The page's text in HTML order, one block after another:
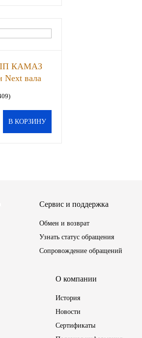
КАМАЗ
Next вала
В КОРЗИНУ
Сервис и поддержка
Обмен и возврат
Узнать статус обращения
Сопровождение обращений
О компании
История
Новости
Сертификаты